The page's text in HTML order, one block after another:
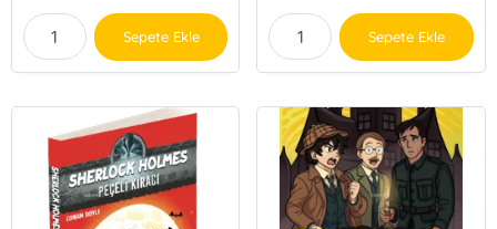
Sepete Ekle Sepete Ekle